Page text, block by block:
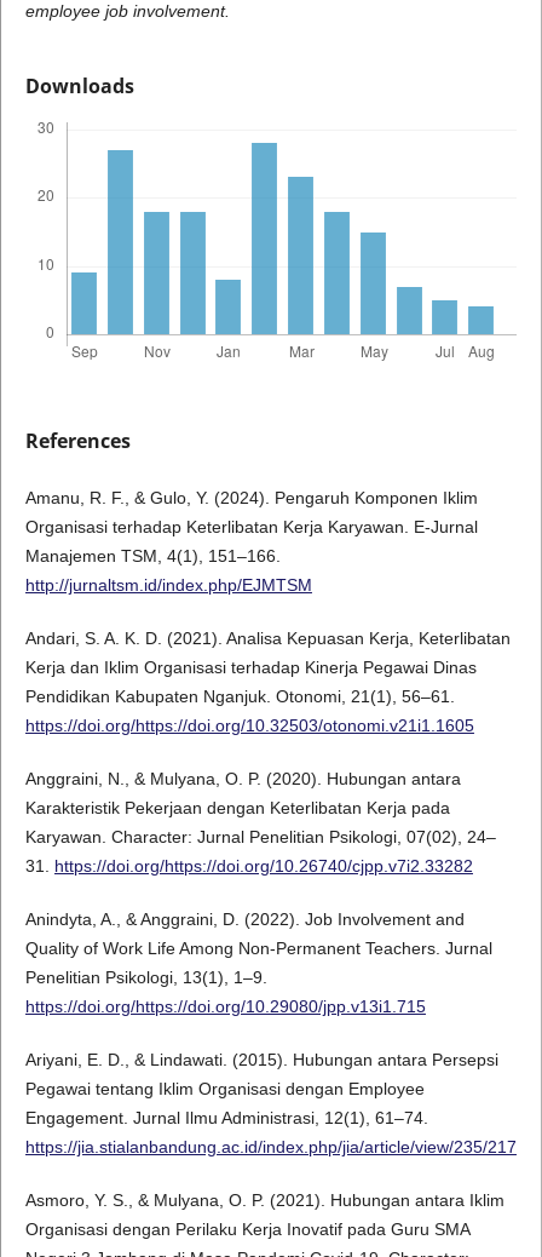
employee job involvement.
Downloads
References
Amanu, R. F., & Gulo, Y. (2024). Pengaruh Komponen Iklim
Organisasi terhadap Keterlibatan Kerja Karyawan. E-Jurnal
Manajemen TSM, 4(1), 151–166.
http://jurnaltsm.id/index.php/EJMTSM
Andari, S. A. K. D. (2021). Analisa Kepuasan Kerja, Keterlibatan
Kerja dan Iklim Organisasi terhadap Kinerja Pegawai Dinas
Pendidikan Kabupaten Nganjuk. Otonomi, 21(1), 56–61.
https://doi.org/https://doi.org/10.32503/otonomi.v21i1.1605
Anggraini, N., & Mulyana, O. P. (2020). Hubungan antara
Karakteristik Pekerjaan dengan Keterlibatan Kerja pada
Karyawan. Character: Jurnal Penelitian Psikologi, 07(02), 24–
31. https://doi.org/https://doi.org/10.26740/cjpp.v7i2.33282
Anindyta, A., & Anggraini, D. (2022). Job Involvement and
Quality of Work Life Among Non-Permanent Teachers. Jurnal
Penelitian Psikologi, 13(1), 1–9.
https://doi.org/https://doi.org/10.29080/jpp.v13i1.715
Ariyani, E. D., & Lindawati. (2015). Hubungan antara Persepsi
Pegawai tentang Iklim Organisasi dengan Employee
Engagement. Jurnal Ilmu Administrasi, 12(1), 61–74.
https://jia.stialanbandung.ac.id/index.php/jia/article/view/235/217
Asmoro, Y. S., & Mulyana, O. P. (2021). Hubungan antara Iklim
Organisasi dengan Perilaku Kerja Inovatif pada Guru SMA